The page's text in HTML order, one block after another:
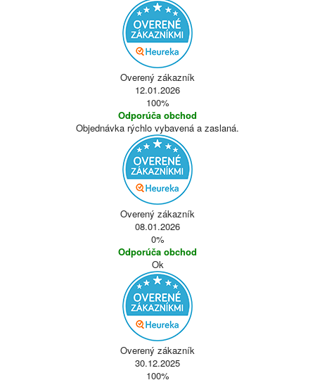
Overený zákazník
12.01.2026
100%
Odporúča obchod
Objednávka rýchlo vybavená a zaslaná.
Overený zákazník
08.01.2026
0%
Odporúča obchod
Ok
Overený zákazník
30.12.2025
100%